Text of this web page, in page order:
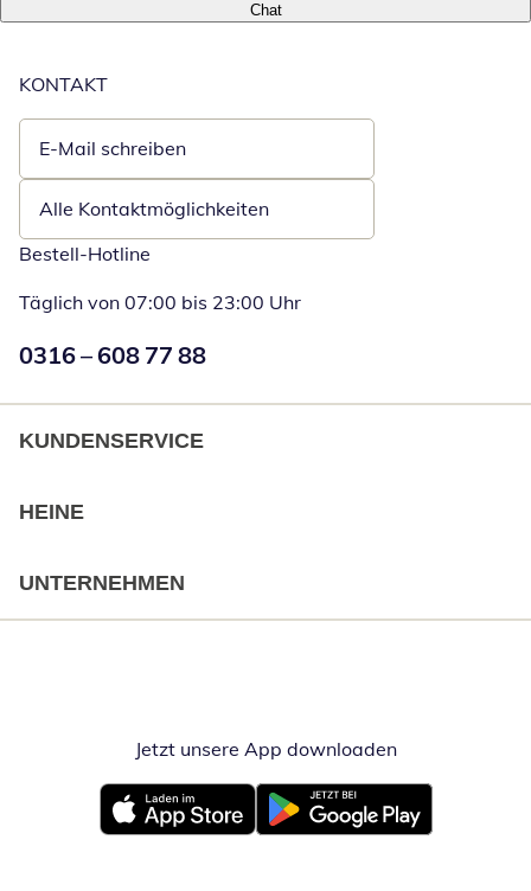
Chat
KONTAKT
E-Mail schreiben
Öffnet E-Mail-Client
Alle Kontaktmöglichkeiten
Bestell-Hotline
Täglich von 07:00 bis 23:00 Uhr
Numéro de téléphone:
0316 – 608 77 88
KUNDENSERVICE
HEINE
UNTERNEHMEN
Jetzt unsere App downloadenÖffnet in
Öffnet in neuem FensterÖffnet in neuem Fenster